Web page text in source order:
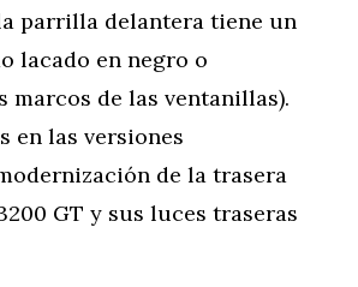
parrilla delantera tiene un
lacado en negro o
marcos de las ventanillas).
en las versiones
de la trasera
GT y sus luces traseras